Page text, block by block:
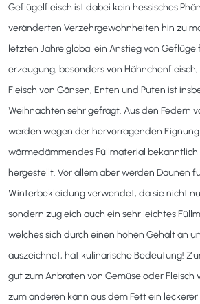
Geflügelfleisch ist dabei kein hessisches
veränderten Verzehrgewohnheiten hin zu
letzten Jahre global ein Anstieg von
erzeugung, besonders von
Fleisch von Gänsen, Enten und Puten ist
Weihnachten sehr gefragt. Aus den Federn
werden wegen der hervorragenden Eignung
wärmedämmendes Füllmaterial bekanntlich
hergestellt. Vor allem aber werden Daunen
Winterbekleidung verwendet, da sie nicht
sondern zugleich auch ein sehr leichtes
welches sich durch einen hohen Gehalt an
auszeichnet, hat kulinarische Bedeutung!
gut zum Anbraten von Gemüse oder
zum anderen kann aus dem Fett ein